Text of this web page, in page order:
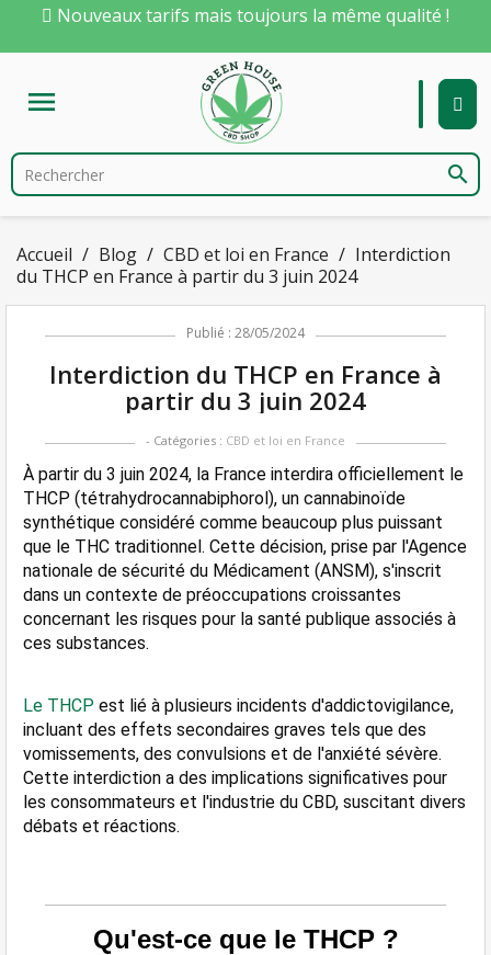
Nouveaux tarifs mais toujours la même qualité !

search
Accueil Blog CBD et loi en France
Interdiction
du THCP en France à partir du 3 juin 2024
Publié : 28/05/2024
Interdiction du THCP en France à
partir du 3 juin 2024
- Catégories : CBD et loi en France
À partir du 3 juin 2024, la France interdira officiellement le
THCP (tétrahydrocannabiphorol), un cannabinoïde
synthétique considéré comme beaucoup plus puissant
que le THC traditionnel. Cette décision, prise par l'Agence
nationale de sécurité du Médicament (ANSM), s'inscrit
dans un contexte de préoccupations croissantes
concernant les risques pour la santé publique associés à
ces substances.
Le THCP est lié à plusieurs incidents d'addictovigilance,
incluant des effets secondaires graves tels que des
vomissements, des convulsions et de l'anxiété sévère.
Cette interdiction a des implications significatives pour
les consommateurs et l'industrie du CBD, suscitant divers
débats et réactions.
Qu'est-ce que le THCP ?